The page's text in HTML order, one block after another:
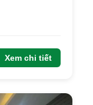
Xem chi tiết